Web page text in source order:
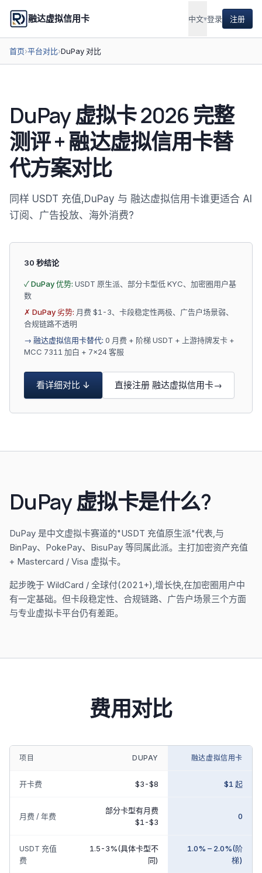
融达虚拟信用卡 中文▾登录 注册
首页›平台对比›DuPay 对比
DuPay 虚拟卡 2026 完整
测评 + 融达虚拟信用卡替
代方案对比
同样 USDT 充值,DuPay 与 融达虚拟信用卡谁更适合 AI
订阅、广告投放、海外消费?
30 秒结论
✓ DuPay 优势: USDT 原生派、部分卡型低 KYC、加密圈用户基
数
✗ DuPay 劣势: 月费 $1-3、卡段稳定性两极、广告户场景弱、
合规链路不透明
→ 融达虚拟信用卡替代: 0 月费 + 阶梯 USDT + 上游持牌发卡 +
MCC 7311 加白 + 7×24 客服
看详细对比 ↓ 直接注册 融达虚拟信用卡→
DuPay 虚拟卡是什么?
DuPay 是中文虚拟卡赛道的"USDT 充值原生派"代表,与
BinPay、PokePay、BisuPay 等同属此派。主打加密资产充值
+ Mastercard / Visa 虚拟卡。
起步晚于 WildCard / 全球付(2021+),增长快,在加密圈用户中
有一定基础。但卡段稳定性、合规链路、广告户场景三个方面
与专业虚拟卡平台仍有差距。
费用对比
项目 DUPAY 融达虚拟信用卡
开卡费 $3-$8 $1 起
月费 / 年费
部分卡型有月费
$1-$3
0
USDT 充值
费
1.5-3%(具体卡型不
同)
1.0% – 2.0%(阶
梯)